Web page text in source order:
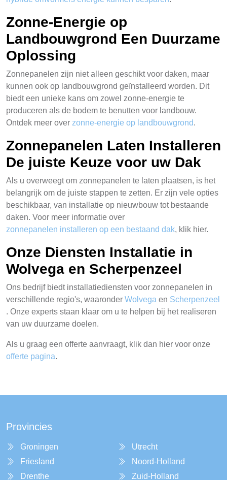
Zonne-Energie op
Landbouwgrond Een Duurzame
Oplossing
Zonnepanelen zijn niet alleen geschikt voor daken, maar
kunnen ook op landbouwgrond geïnstalleerd worden. Dit
biedt een unieke kans om zowel zonne-energie te
produceren als de bodem te benutten voor landbouw.
Ontdek meer over zonne-energie op landbouwgrond.
Zonnepanelen Laten Installeren
De juiste Keuze voor uw Dak
Als u overweegt om zonnepanelen te laten plaatsen, is het
belangrijk om de juiste stappen te zetten. Er zijn vele opties
beschikbaar, van installatie op nieuwbouw tot bestaande
daken. Voor meer informatie over
zonnepanelen installeren op een bestaand dak, klik hier.
Onze Diensten Installatie in
Wolvega en Scherpenzeel
Ons bedrijf biedt installatiediensten voor zonnepanelen in
verschillende regio's, waaronder Wolvega en Scherpenzeel
. Onze experts staan klaar om u te helpen bij het realiseren
van uw duurzame doelen.
Als u graag een offerte aanvraagt, klik dan hier voor onze
offerte pagina.
Provincies
Groningen
Friesland
Drenthe
Utrecht
Noord-Holland
Zuid-Holland